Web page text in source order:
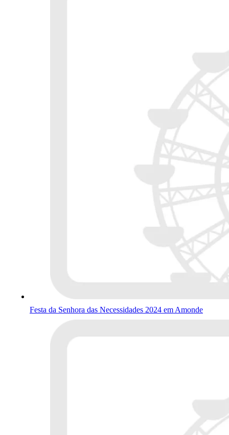
Festa da Senhora das Necessidades 2024 em Amonde